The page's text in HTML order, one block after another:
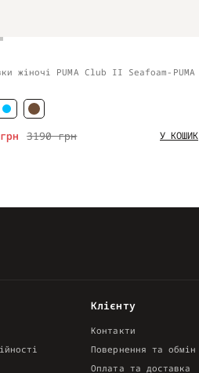
жіночі PUMA Club II Seafoam-PUMA
3190 грн У КОШИК
Клієнту
Контакти
Повернення та обмін
Оплата та доставка